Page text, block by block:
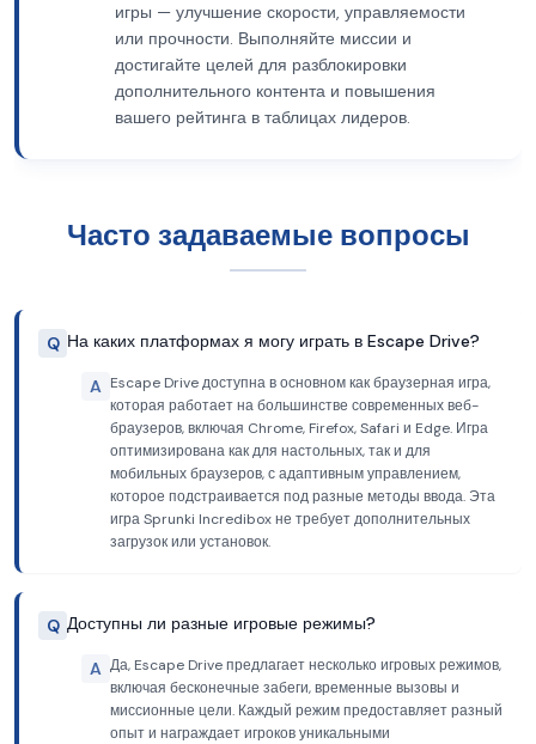
игры — улучшение скорости, управляемости
или прочности. Выполняйте миссии и
достигайте целей для разблокировки
дополнительного контента и повышения
вашего рейтинга в таблицах лидеров.
Часто задаваемые вопросы
Q На каких платформах я могу играть в Escape Drive?
A Escape Drive доступна в основном как браузерная игра,
которая работает на большинстве современных веб-
браузеров, включая Chrome, Firefox, Safari и Edge. Игра
оптимизирована как для настольных, так и для
мобильных браузеров, с адаптивным управлением,
которое подстраивается под разные методы ввода. Эта
игра Sprunki Incredibox не требует дополнительных
загрузок или установок.
Q Доступны ли разные игровые режимы?
A Да, Escape Drive предлагает несколько игровых режимов,
включая бесконечные забеги, временные вызовы и
миссионные цели. Каждый режим предоставляет разный
опыт и награждает игроков уникальными